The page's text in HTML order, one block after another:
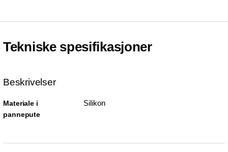
Tekniske spesifikasjoner
Beskrivelser
Materiale i
pannepute
Silikon